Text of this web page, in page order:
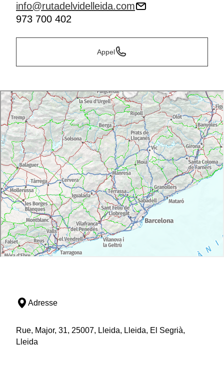
info@rutadelvidelleida.com
973 700 402
Appel
Adresse
Rue, Major, 31, 25007, Lleida, Lleida, El Segrià,
Lleida